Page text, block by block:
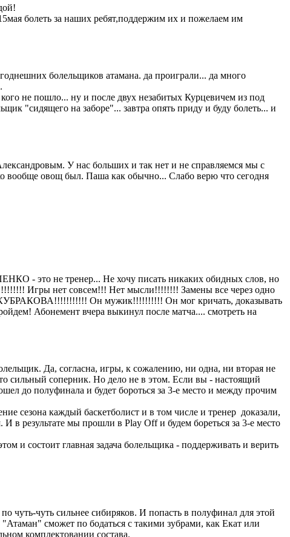
болеть за наших ребят,поддержим их и пожелаем им
болельщиков атамана. да проиграли... да много
не пошло... ну и после двух незабитых Курцевичем из под
"сидящего на заборе"... завтра опять приду и буду болеть... и
У нас больших и так нет и не справляемся мы с
вообще овощ был. Паша как обычно... Слабо верю что сегодня
- это не тренер... Не хочу писать никаких обидных слов, но
Игры нет совсем!!! Нет мысли!!!!!!!! Замены все через одно
КУБРАКОВА!!!!!!!!!!! Он мужик!!!!!!!!!! Он мог кричать, доказывать
Абонемент вчера выкинул после матча.... смотреть на
Да, согласна, игры, к сожалению, ни одна, ни вторая не
сильный соперник. Но дело не в этом. Если вы - настоящий
до полуфинала и будет бороться за 3-е место и между прочим
сезона каждый баскетболист и в том числе и тренер доказали,
результате мы прошли в Play Off и будем бореться за 3-е место
и состоит главная задача болельщика - поддерживать и верить
чуть-чуть сильнее сибиряков. И попасть в полуфинал для этой
сможет по бодаться с такими зубрами, как Екат или
комплектовании состава.